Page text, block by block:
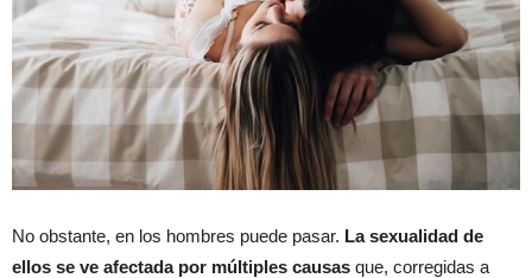
No obstante, en los hombres puede pasar. La sexualidad de
ellos se ve afectada por múltiples causas que, corregidas a